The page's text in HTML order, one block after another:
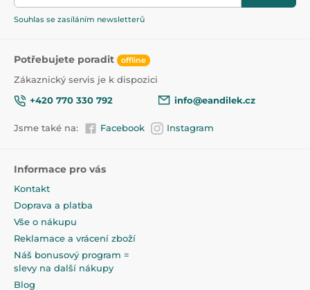
Souhlas se zasíláním newsletterů
Potřebujete poradit offline
Zákaznický servis je k dispozici
+420 770 330 792
info@eandilek.cz
Jsme také na: Facebook Instagram
Informace pro vás
Kontakt
Doprava a platba
Vše o nákupu
Reklamace a vrácení zboží
Náš bonusový program =
slevy na další nákupy
Blog